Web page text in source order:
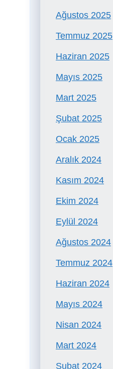
Ağustos 2025
Temmuz 2025
Haziran 2025
Mayıs 2025
Mart 2025
Şubat 2025
Ocak 2025
Aralık 2024
Kasım 2024
Ekim 2024
Eylül 2024
Ağustos 2024
Temmuz 2024
Haziran 2024
Mayıs 2024
Nisan 2024
Mart 2024
Şubat 2024